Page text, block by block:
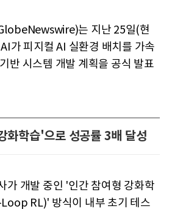
는 지난 25일(현
가 피지컬 AI 실환경 배치를 가속
반 시스템 개발 계획을 공식 발표
화학습'으로 성공률 3배 달성
가 개발 중인 '인간 참여형 강화학
RL)' 방식이 내부 초기 테스